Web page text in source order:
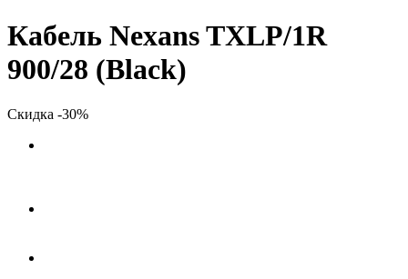
Кабель Nexans TXLP/1R
900/28 (Black)
Скидка -30%